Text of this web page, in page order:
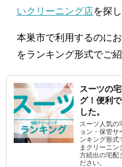
いクリーニング店を探
本巣市で利用するのに
をランキング形式でご
スーツの
グ！便利
した。
スーツ人気の
ョン・保管サ
ンキング形式
まクリーニン
方続出の宅配
ださい。